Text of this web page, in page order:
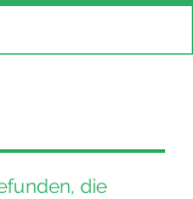
die